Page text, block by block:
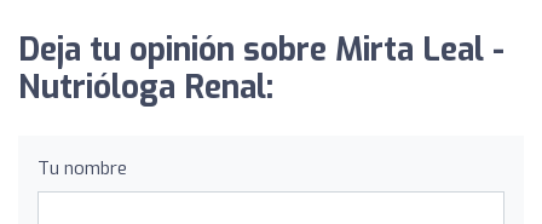
Deja tu opinión sobre Mirta Leal -
Nutrióloga Renal:
Tu nombre